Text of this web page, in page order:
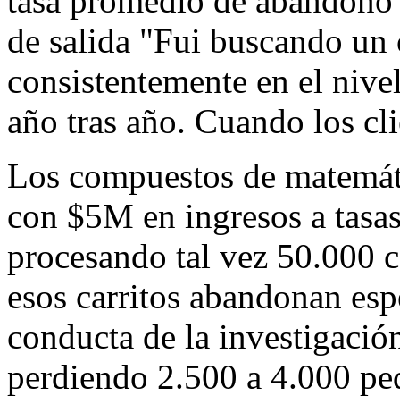
de salida "Fui buscando
consistentemente en el
año tras año. Cuando los
Los compuestos de
con $5M en ingresos a
procesando tal vez 50.000
esos carritos abandonan
conducta de la
perdiendo 2.500 a 4.000